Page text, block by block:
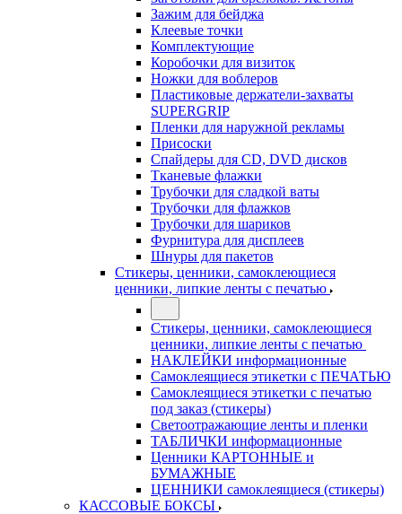
Зажим для бейджа
Клеевые точки
Комплектующие
Коробочки для визиток
Ножки для воблеров
Пластиковые держатели-захваты
SUPERGRIP
Пленки для наружной рекламы
Присоски
Спайдеры для CD, DVD дисков
Тканевые флажки
Трубочки для сладкой ваты
Трубочки для флажков
Трубочки для шариков
Фурнитура для дисплеев
Шнуры для пакетов
Стикеры, ценники, самоклеющиеся
ценники, липкие ленты с печатью
Стикеры, ценники, самоклеющиеся
ценники, липкие ленты с печатью
НАКЛЕЙКИ информационные
Самоклеящиеся этикетки с ПЕЧАТЬЮ
Самоклеящиеся этикетки с печатью
под заказ (стикеры)
Светоотражающие ленты и пленки
ТАБЛИЧКИ информационные
Ценники КАРТОННЫЕ и
БУМАЖНЫЕ
ЦЕННИКИ самоклеящиеся (стикеры)
КАССОВЫЕ БОКСЫ